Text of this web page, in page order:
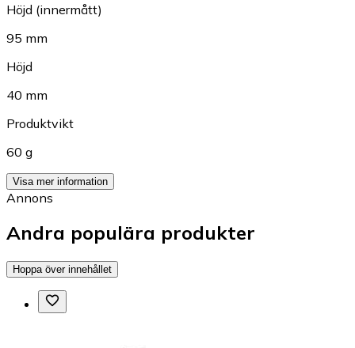
Höjd (innermått)
95 mm
Höjd
40 mm
Produktvikt
60 g
Visa mer information
Annons
Andra populära produkter
Hoppa över innehållet